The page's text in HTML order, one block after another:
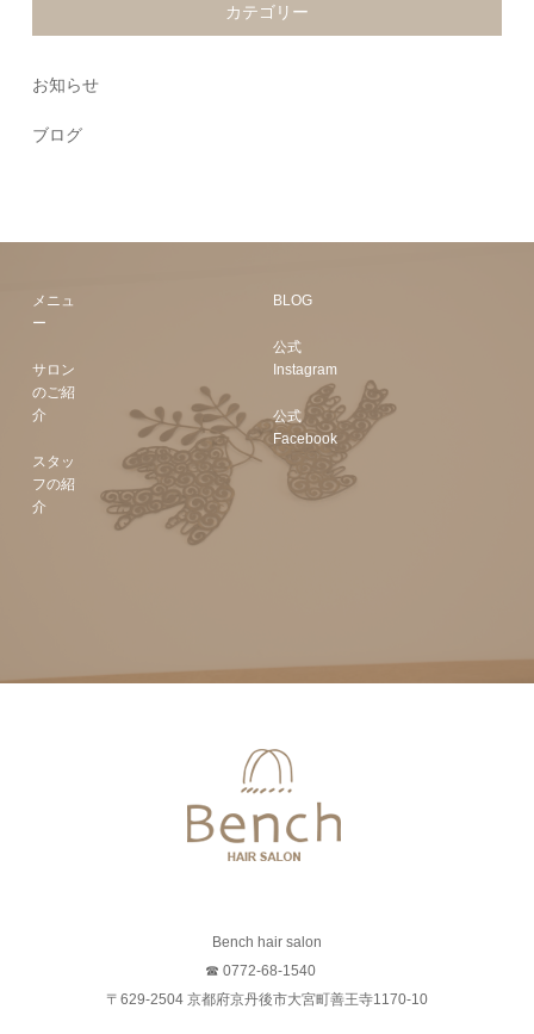
カテゴリー
お知らせ
ブログ
メニュ
ー
サロン
のご紹
介
スタッ
フの紹
介
BLOG
公式
Instagram
公式
Facebook
Bench hair salon
☎ 0772-68-1540
〒629-2504 京都府京丹後市大宮町善王寺1170-10